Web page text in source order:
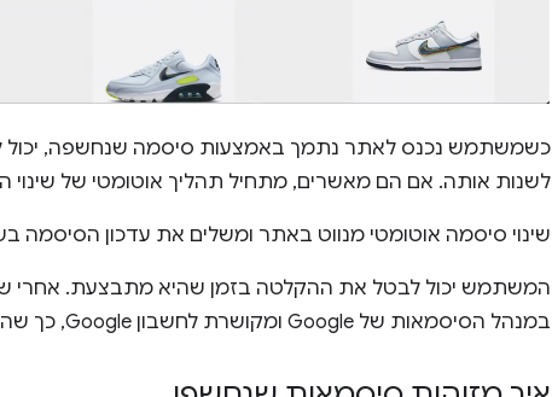
לשנות אותה. אם הם מאשרים, מתחיל תהליך אוטומטי של שינוי
שינוי סיסמה אוטומטי מנווט באתר ומשלים את עדכון
המשתמש יכול לבטל את ההקלטה בזמן שהיא מתבצעת. אחרי
במנהל הסיסמאות של Google ומקושרת לחשבון Google, כך שהיא זמינה בכל המכשירים המסונכרנים.